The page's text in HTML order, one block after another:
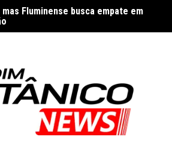
Fluminense busca empate em